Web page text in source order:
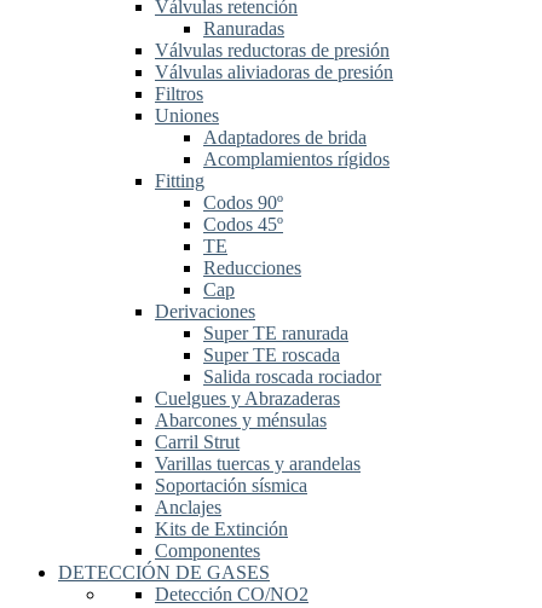
Válvulas retención
Ranuradas
Válvulas reductoras de presión
Válvulas aliviadoras de presión
Filtros
Uniones
Adaptadores de brida
Acomplamientos rígidos
Fitting
Codos 90º
Codos 45º
TE
Reducciones
Cap
Derivaciones
Super TE ranurada
Super TE roscada
Salida roscada rociador
Cuelgues y Abrazaderas
Abarcones y ménsulas
Carril Strut
Varillas tuercas y arandelas
Soportación sísmica
Anclajes
Kits de Extinción
Componentes
DETECCIÓN DE GASES
Detección CO/NO2